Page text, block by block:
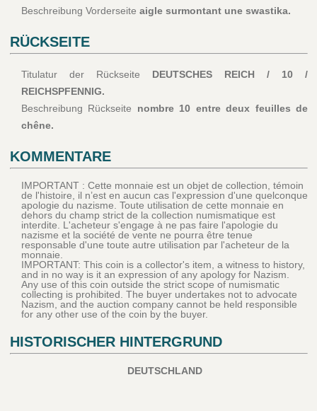
Beschreibung Vorderseite aigle surmontant une swastika.
RÜCKSEITE
Titulatur der Rückseite DEUTSCHES REICH / 10 /
REICHSPFENNIG.
Beschreibung Rückseite nombre 10 entre deux feuilles de
chêne.
KOMMENTARE
IMPORTANT : Cette monnaie est un objet de collection, témoin
de l'histoire, il n’est en aucun cas l'expression d'une quelconque
apologie du nazisme. Toute utilisation de cette monnaie en
dehors du champ strict de la collection numismatique est
interdite. L'acheteur s'engage à ne pas faire l'apologie du
nazisme et la société de vente ne pourra être tenue
responsable d'une toute autre utilisation par l'acheteur de la
monnaie.
IMPORTANT: This coin is a collector's item, a witness to history,
and in no way is it an expression of any apology for Nazism.
Any use of this coin outside the strict scope of numismatic
collecting is prohibited. The buyer undertakes not to advocate
Nazism, and the auction company cannot be held responsible
for any other use of the coin by the buyer.
HISTORISCHER HINTERGRUND
DEUTSCHLAND